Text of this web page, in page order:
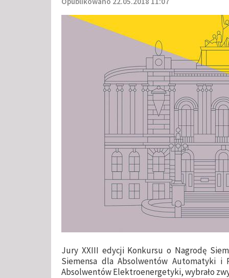
Jury XXIII edycji Konkursu o Nagrodę
Siemensa dla Absolwentów Automatyki
Absolwentów Elektroenergetyki, wybrało